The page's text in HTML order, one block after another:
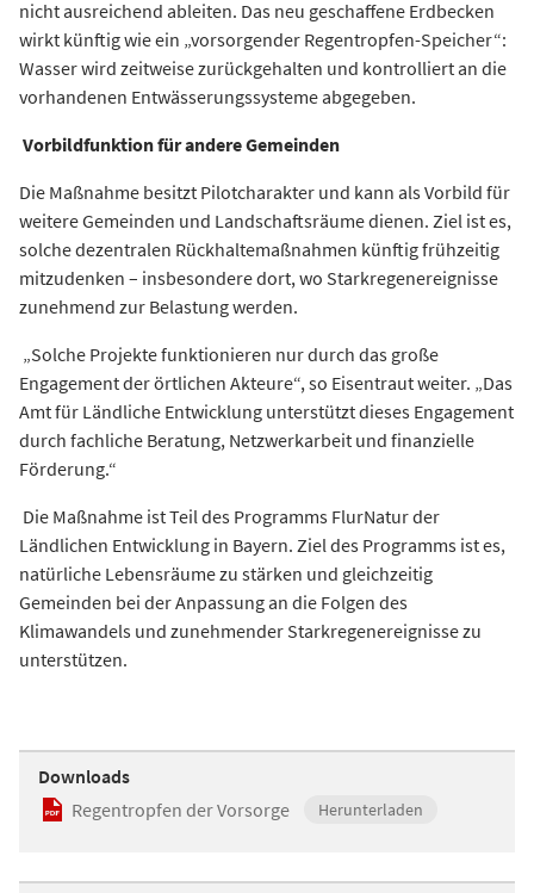
nicht ausreichend ableiten. Das neu geschaffene Erdbecken
wirkt künftig wie ein „vorsorgender Regentropfen-Speicher“:
Wasser wird zeitweise zurückgehalten und kontrolliert an die
vorhandenen Entwässerungssysteme abgegeben.
Vorbildfunktion für andere Gemeinden
Die Maßnahme besitzt Pilotcharakter und kann als Vorbild für
weitere Gemeinden und Landschaftsräume dienen. Ziel ist es,
solche dezentralen Rückhaltemaßnahmen künftig frühzeitig
mitzudenken – insbesondere dort, wo Starkregenereignisse
zunehmend zur Belastung werden.
„Solche Projekte funktionieren nur durch das große
Engagement der örtlichen Akteure“, so Eisentraut weiter. „Das
Amt für Ländliche Entwicklung unterstützt dieses Engagement
durch fachliche Beratung, Netzwerkarbeit und finanzielle
Förderung.“
Die Maßnahme ist Teil des Programms FlurNatur der
Ländlichen Entwicklung in Bayern. Ziel des Programms ist es,
natürliche Lebensräume zu stärken und gleichzeitig
Gemeinden bei der Anpassung an die Folgen des
Klimawandels und zunehmender Starkregenereignisse zu
unterstützen.
Downloads
Regentropfen der Vorsorge
Herunterladen